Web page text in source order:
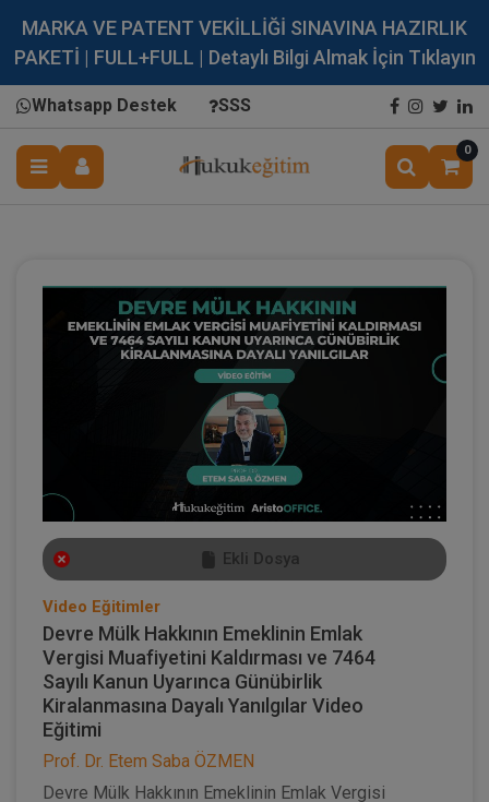
MARKA VE PATENT VEKİLLİĞİ SINAVINA HAZIRLIK
PAKETİ | FULL+FULL | Detaylı Bilgi Almak İçin Tıklayın
Whatsapp Destek SSS
0
Ekli Dosya
Video Eğitimler
Devre Mülk Hakkının Emeklinin Emlak
Vergisi Muafiyetini Kaldırması ve 7464
Sayılı Kanun Uyarınca Günübirlik
Kiralanmasına Dayalı Yanılgılar Video
Eğitimi
Prof. Dr. Etem Saba ÖZMEN
Devre Mülk Hakkının Emeklinin Emlak Vergisi